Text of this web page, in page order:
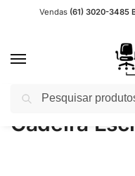
Vendas (61) 3020-3485
Início Cadeira Escritório
Cadeira